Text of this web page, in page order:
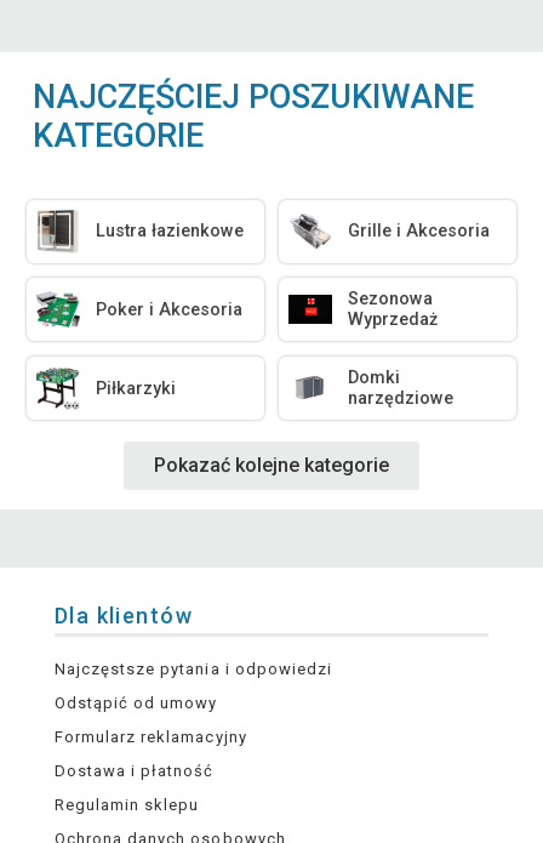
NAJCZĘŚCIEJ POSZUKIWANE
KATEGORIE
Lustra łazienkowe Grille i Akcesoria
Poker i Akcesoria
Sezonowa
Wyprzedaż
Piłkarzyki
Domki
narzędziowe
Pokazać kolejne kategorie
Dla klientów
Najczęstsze pytania i odpowiedzi
Odstąpić od umowy
Formularz reklamacyjny
Dostawa i płatność
Regulamin sklepu
Ochrona danych osobowych